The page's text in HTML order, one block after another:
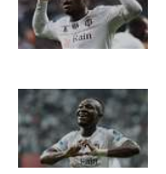
تحليل في الجول
حكايات في الجول
كويز في الجول
فيديو في الجول